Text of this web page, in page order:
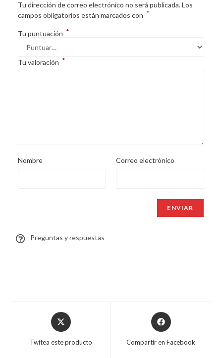
Tu dirección de correo electrónico no será publicada. Los
campos obligatorios están marcados con *
Tu puntuación *
Tu valoración *
Nombre Correo electrónico
Preguntas y respuestas
Twitea este producto Compartir en Facebook